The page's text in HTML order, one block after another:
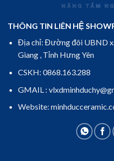
THÔNG TIN LIÊN HỆ
Địa chỉ: Đường đôi UBND
Giang , Tỉnh Hưng Yên
CSKH: 0868.163.288
GMAIL :
Website: